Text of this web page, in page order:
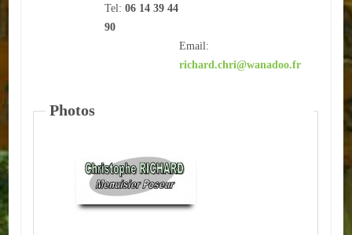
Ecole publique
Tel:06 14 39 44
90
Email:
richard.chri@wanadoo.fr
Photos